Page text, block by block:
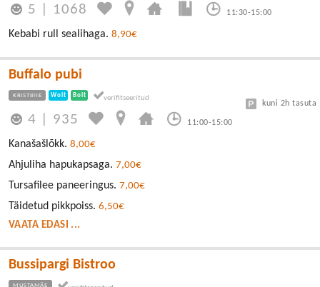
5 1068 11:30-15:00
Kebabi rull sealihaga. 8,90€
Buffalo pubi
KRISTIINE Wolt Bolt
4 935 11:00-15:00
kuni 2h tasuta
Kanašašlõkk. 8,00€
Ahjuliha hapukapsaga. 7,00€
Tursafilee paneeringus. 7,00€
Täidetud pikkpoiss. 6,50€
VAATA EDASI ...
Bussipargi Bistroo
MUSTAMÄE